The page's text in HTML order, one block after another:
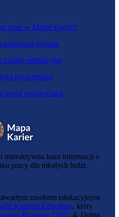
interaktywna baza informacji o
pracy dla młodych ludzi.
dane w Mapie Karier?
zadawane pytania
zasoby edukacyjne
prywatności
przed nadużyciami
zasobem edukacyjnym
Katalyst Education, który
Rozwoju ONZ: 4. Dobra